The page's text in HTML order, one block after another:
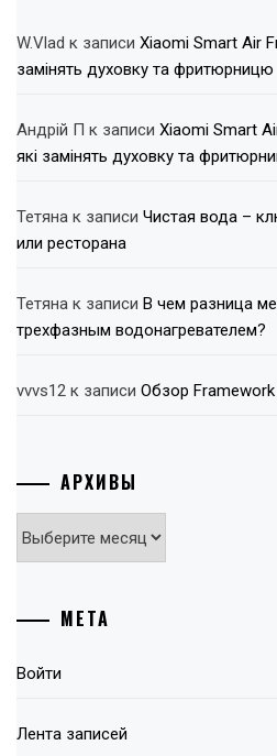
W.Vlad к записи Xiaomi Smart Air
замінять духовку та фритюрницю
Андрій П к записи Xiaomi Smart
які замінять духовку та
Тетяна к записи Чистая вода –
или ресторана
Тетяна к записи В чем разница
трехфазным водонагревателем?
vvvs12 к записи Обзор Framework
АРХИВЫ
Архивы
МЕТА
Войти
Лента записей